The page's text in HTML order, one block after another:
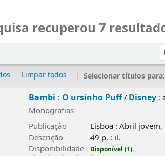
recuperou 7
Limpar todos Selecionar títulos para:
: O ursinho Puff /Disney ; adapt. António
Lisboa : Abril jovem, 1992
49 p. : il.
Disponível (1).